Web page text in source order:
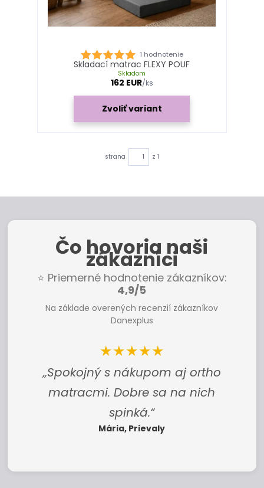
1 hodnotenie
Skladací matrac FLEXY POUF
162 EUR/ks
Skladom
Zvoliť variant
strana z 1
Čo hovoria naši
zákazníci
⭐ Priemerné hodnotenie zákazníkov:
4,9/5
Na základe overených recenzií zákazníkov
Danexplus
★★★★★
„Spokojný s nákupom aj ortho
matracmi. Dobre sa na nich
spinká.“
Mária, Prievaly